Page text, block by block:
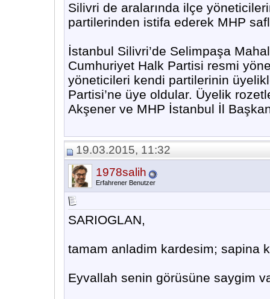
Silivri de aralarında ilçe
partilerinden istifa ederek MHP
İstanbul Silivri’de Selimpaşa
Cumhuriyet Halk Partisi resmi
yöneticileri kendi partilerinin
Partisi’ne üye oldular. Üyelik
Akşener ve MHP İstanbul İl
19.03.2015, 11:32
1978salih
Erfahrener Benutzer
SARIOGLAN,
tamam anladim kardesim; sapina
Eyvallah senin görüsüne saygim